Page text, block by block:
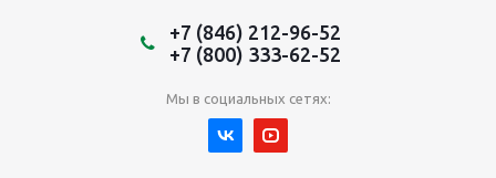
+7 (846) 212-96-52
+7 (800) 333-62-52
Мы в социальных сетях: